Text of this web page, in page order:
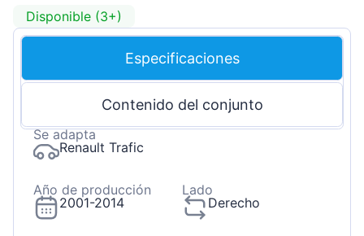
Disponible (3+)
Especificaciones
Contenido del conjunto
Se adapta
Renault Trafic
Año de producción
2001-2014
Lado
Derecho